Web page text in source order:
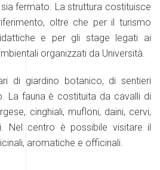
fermato. La struttura costituisce
oltre che per il turismo
e per gli stage legati ai
organizzati da Università.
di giardino botanico, di sentieri
La fauna è costituita da cavalli di
cinghiali, mufloni, daini, cervi,
Nel centro è possibile visitare il
aromatiche e officinali.